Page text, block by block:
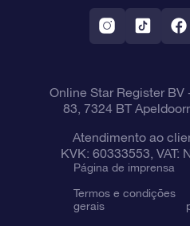
Aplicativo RV Fly me to
Constelações
Online Star Register BV
83, 7324 BT
Atendimento ao
KVK: 60333553, VAT:
Página de imprensa
Termos e condições
gerais